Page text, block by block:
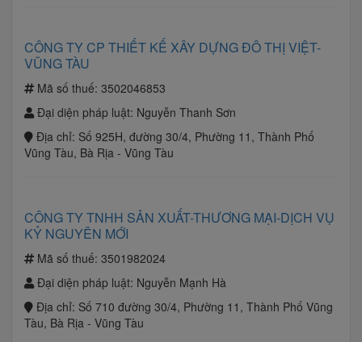
CÔNG TY CP THIẾT KẾ XÂY DỰNG ĐÔ THỊ VIỆT-
VŨNG TÀU
Mã số thuế: 3502046853
Đại diện pháp luật: Nguyễn Thanh Sơn
Địa chỉ: Số 925H, đường 30/4, Phường 11, Thành Phố
Vũng Tàu, Bà Rịa - Vũng Tàu
CÔNG TY TNHH SẢN XUẤT-THƯƠNG MẠI-DỊCH VỤ
KỶ NGUYÊN MỚI
Mã số thuế: 3501982024
Đại diện pháp luật: Nguyễn Mạnh Hà
Địa chỉ: Số 710 đường 30/4, Phường 11, Thành Phố Vũng
Tàu, Bà Rịa - Vũng Tàu